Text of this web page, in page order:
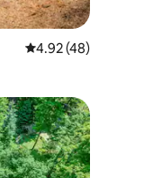
Penarafan purata
4.92 (48)